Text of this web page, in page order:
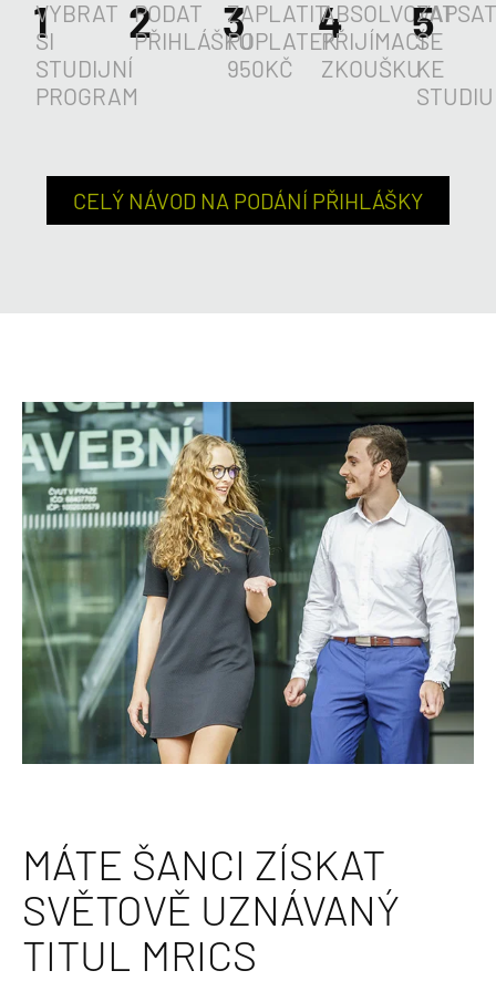
1
VYBRAT
SI
STUDIJNÍ
PROGRAM
2
PODAT
PŘIHLÁŠKU
3
ZAPLATIT
POPLATEK
950KČ
4
ABSOLVOVAT
PŘIJÍMACÍ
ZKOUŠKU
5
SE
KE
STUDIU
CELÝ NÁVOD NA PODÁNÍ PŘIHLÁŠKY
MÁTE ŠANCI ZÍSKAT
SVĚTOVĚ UZNÁVANÝ
TITUL MRICS